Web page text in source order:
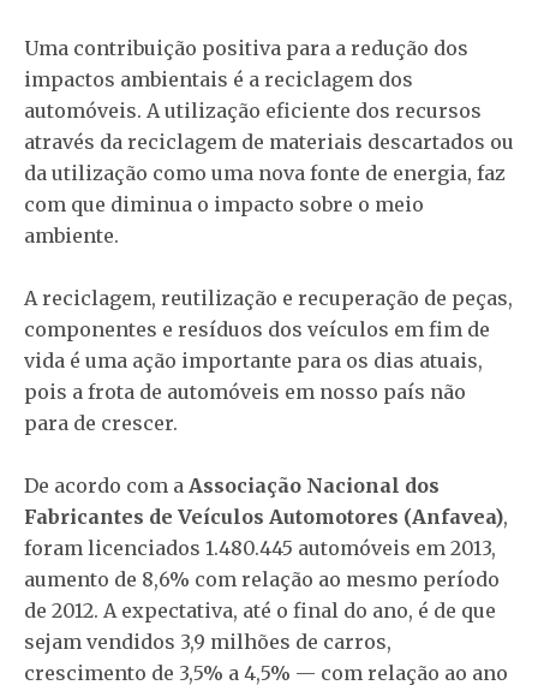
Uma contribuição positiva para a redução dos
impactos ambientais é a reciclagem dos
automóveis. A utilização eficiente dos recursos
através da reciclagem de materiais descartados ou
da utilização como uma nova fonte de energia, faz
com que diminua o impacto sobre o meio
ambiente.
A reciclagem, reutilização e recuperação de peças,
componentes e resíduos dos veículos em fim de
vida é uma ação importante para os dias atuais,
pois a frota de automóveis em nosso país não
para de crescer.
De acordo com a Associação Nacional dos
Fabricantes de Veículos Automotores (Anfavea),
foram licenciados 1.480.445 automóveis em 2013,
aumento de 8,6% com relação ao mesmo período
de 2012. A expectativa, até o final do ano, é de que
sejam vendidos 3,9 milhões de carros,
crescimento de 3,5% a 4,5% — com relação ao ano